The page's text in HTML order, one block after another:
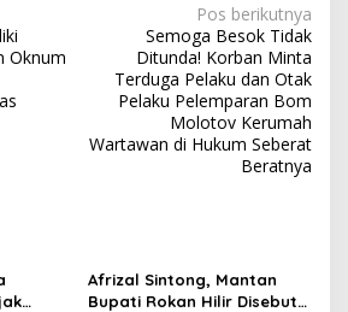
Oknum
Pos berikutnya
Semoga Besok Tidak
Ditunda! Korban Minta
Terduga Pelaku dan Otak
Pelaku Pelemparan Bom
Molotov Kerumah
Wartawan di Hukum Seberat
Beratnya
Afrizal Sintong, Mantan
Bupati Rokan Hilir Disebut